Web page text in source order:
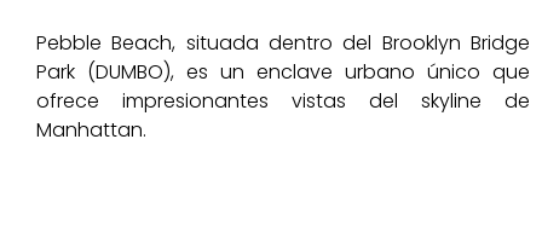
Pebble Beach, situada dentro del Brooklyn Bridge
Park (DUMBO), es un enclave urbano único que
ofrece impresionantes vistas del skyline de
Manhattan.